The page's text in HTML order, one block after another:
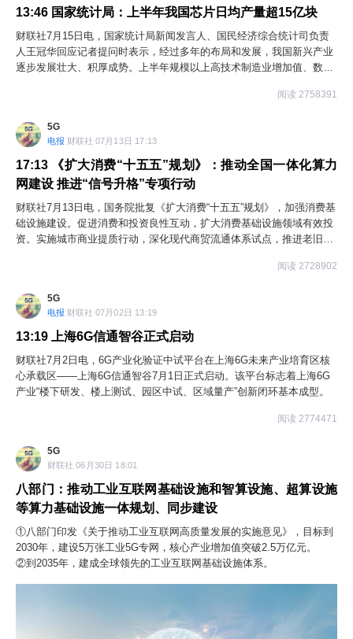
规模集群，提升训推算效；将持续加大海缆资源投入，为人工智能的国
13:46 国家统计局：上半年我国芯片日均产量超15亿块
财联社7月15日电，国家统计局新闻发言人、国民经济综合统计司负责
人王冠华回应记者提问时表示，经过多年的布局和发展，我国新兴产业
逐步发展壮大、积厚成势。上半年规模以上高技术制造业增加值、数字
快。特别是全球人工智能技术变革带来了高端算力芯片和存储芯片的需
量规模达到2798亿块。这个数字非常庞大，换算下来，平均每天生产集
成电路超过15亿块。“集成电路”就是平时所说的“芯片”，它广泛应用于智
能装备、电子产品当中，每天超过15亿块芯片的产出，不仅是数字的刷
新，更是中国半导体产业发展动力的生动写照。除了集成电路，像5G智
能手机、3D打印设备、服务机器人等智能产品产量也保持了快速增长；
日均词元调用量已达数百万亿，实现了量级式跨越，彰显了我国数字经
济、智能经济的活力和潜力。
阅读 2758391
5G
电报 财联社 07月13日 17:13
17:13
《扩大消费“十五五”规划》：推动全国一体化算力
网建设 推进“信号升格”专项行动
财联社7月13日电，国务院批复《扩大消费“十五五”规划》，加强消费基
础设施建设。促进消费和投资良性互动，扩大消费基础设施领域有效投
资。实施城市商业提质行动，深化现代商贸流通体系试点，推进老旧商
式服务设施、完整社区和一刻钟便民生活圈建设，完善社区便民商业设
物流配送体系。加强公共停车场、充电设施、高速公路服务区等设施更
新改造。开展旅游景区强基焕新行动，盘活存量文化和旅游设施。加快
第五代移动通信（5G）、千兆光网、移动物联网等新型信息基础设施建
阅读 2728902
5G
电报 财联社 07月02日 13:19
13:19 上海6G信通智谷正式启动
财联社7月2日电，6G产业化验证中试平台在上海6G未来产业培育区核
心承载区——上海6G信通智谷7月1日正式启动。该平台标志着上海6G
产业“楼下研发、楼上测试、园区中试、区域量产”创新闭环基本成型。
阅读 2774471
5G
财联社 06月30日 18:01
八部门：推动工业互联网基础设施和智算设施、超算设施
等算力基础设施一体规划、同步建设
①八部门印发《关于推动工业互联网高质量发展的实施意见》，目标到
2030年，建设5万张工业5G专网，核心产业增加值突破2.5万亿元。
②到2035年，建成全球领先的工业互联网基础设施体系。